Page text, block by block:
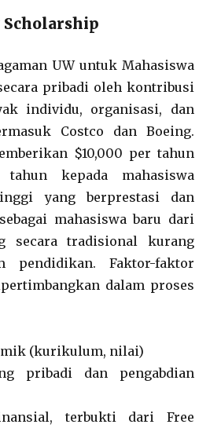
UW untuk Mahasiswa
pribadi oleh kontribusi
individu, organisasi, dan
Costco dan Boeing.
$10,000 per tahun
tahun kepada mahasiswa
yang berprestasi dan
mahasiswa baru dari
secara tradisional kurang
pendidikan. Faktor-faktor
dalam proses
(kurikulum, nilai)
pribadi dan pengabdian
terbukti dari Free